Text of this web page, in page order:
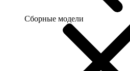
Сборные модели